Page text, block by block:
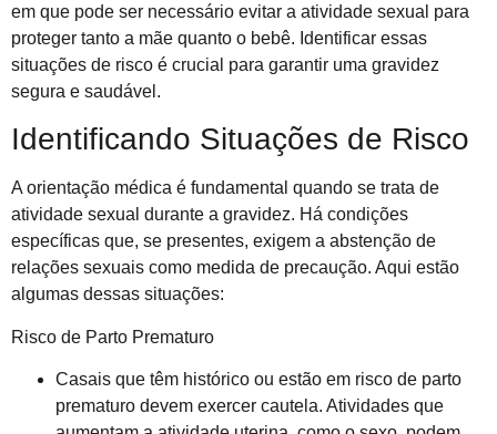
em que pode ser necessário evitar a atividade sexual para
proteger tanto a mãe quanto o bebê. Identificar essas
situações de risco é crucial para garantir uma gravidez
segura e saudável.
Identificando Situações de Risco
A orientação médica é fundamental quando se trata de
atividade sexual durante a gravidez. Há condições
específicas que, se presentes, exigem a abstenção de
relações sexuais como medida de precaução. Aqui estão
algumas dessas situações:
Risco de Parto Prematuro
Casais que têm histórico ou estão em risco de parto
prematuro devem exercer cautela. Atividades que